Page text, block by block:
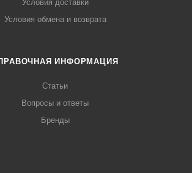
Условия доставки
Условия обмена и возврата
ИНФОРМАЦИЯ
Статьи
Вопросы и ответы
Бренды